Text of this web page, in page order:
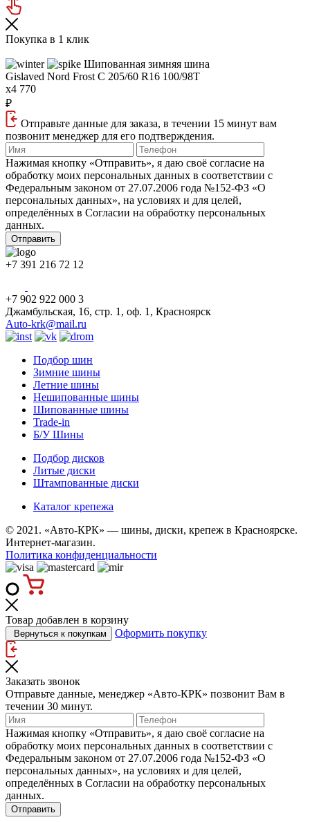
Покупка в 1 клик
Шипованная зимняя шина
Gislaved Nord Frost C 205/60 R16 100/98T
x4 770
₽
Отправьте данные для заказа, в течении 15 минут вам
позвонит менеджер для его подтверждения.
Нажимая кнопку «Отправить», я даю своё согласие на
обработку моих персональных данных в соответствии с
Федеральным законом от 27.07.2006 года №152‑ФЗ «О
персональных данных», на условиях и для целей,
определённых в Согласии на обработку персональных
данных.
+7 391 216 72 12
+7 902 922 000 3
Джамбульская, 16, стр. 1, оф. 1, Красноярск
Auto-krk@mail.ru
Подбор шин
Зимние шины
Летние шины
Нешипованные шины
Шипованные шины
Trade-in
Б/У Шины
Подбор дисков
Литые диски
Штампованные диски
Каталог крепежа
© 2021. «Авто-КРК» — шины, диски, крепеж в Красноярске.
Интернет-магазин.
Политика конфиденциальности
Товар добавлен в корзину
Вернуться к покупкам Оформить покупку
Заказать звонок
Отправьте данные, менеджер «Авто-КРК» позвонит Вам в
течении 30 минут.
Нажимая кнопку «Отправить», я даю своё согласие на
обработку моих персональных данных в соответствии с
Федеральным законом от 27.07.2006 года №152‑ФЗ «О
персональных данных», на условиях и для целей,
определённых в Согласии на обработку персональных
данных.